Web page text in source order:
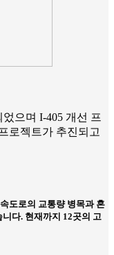
으며 I-405 개선 프
로젝트가 추진되고
도로의 교통량 병목과 혼
다. 현재까지 12곳의 고